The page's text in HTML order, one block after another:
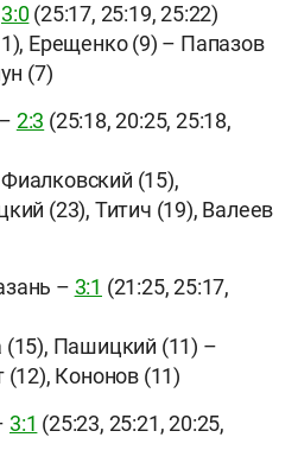
3:0(25:17, 25:19, 25:22)
Ерещенко (9) – Папазов
(7)
2:3 (25:18, 20:25, 25:18,
(15),
(23), Титич (19), Валеев
– 3:1 (21:25, 25:17,
Пашицкий (11) –
(12), Кононов (11)
3:1 (25:23, 25:21, 20:25,